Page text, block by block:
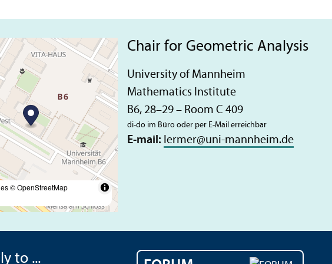
© OpenStreetMap
Chair for Geometric Analysis
University of Mannheim
Mathematics Institute
B6, 28–29 – Room C 409
di-do im Büro oder per E-Mail erreichbar
E-mail: lermer@uni-mannheim.de
to ...